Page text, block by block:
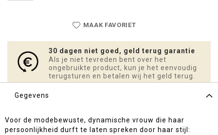
MAAK FAVORIET
30 dagen niet goed, geld terug garantie
Als je niet tevreden bent over het
ongebruikte product, kun je het eenvoudig
terugsturen en betalen wij het geld terug.
Gegevens
Voor de modebewuste, dynamische vrouw die haar
persoonlijkheid durft te laten spreken door haar stijl: